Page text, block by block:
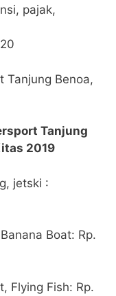
pajak,
Tanjung Benoa,
Tanjung
2019
jetski :
Boat: Rp.
Flying Fish: Rp.